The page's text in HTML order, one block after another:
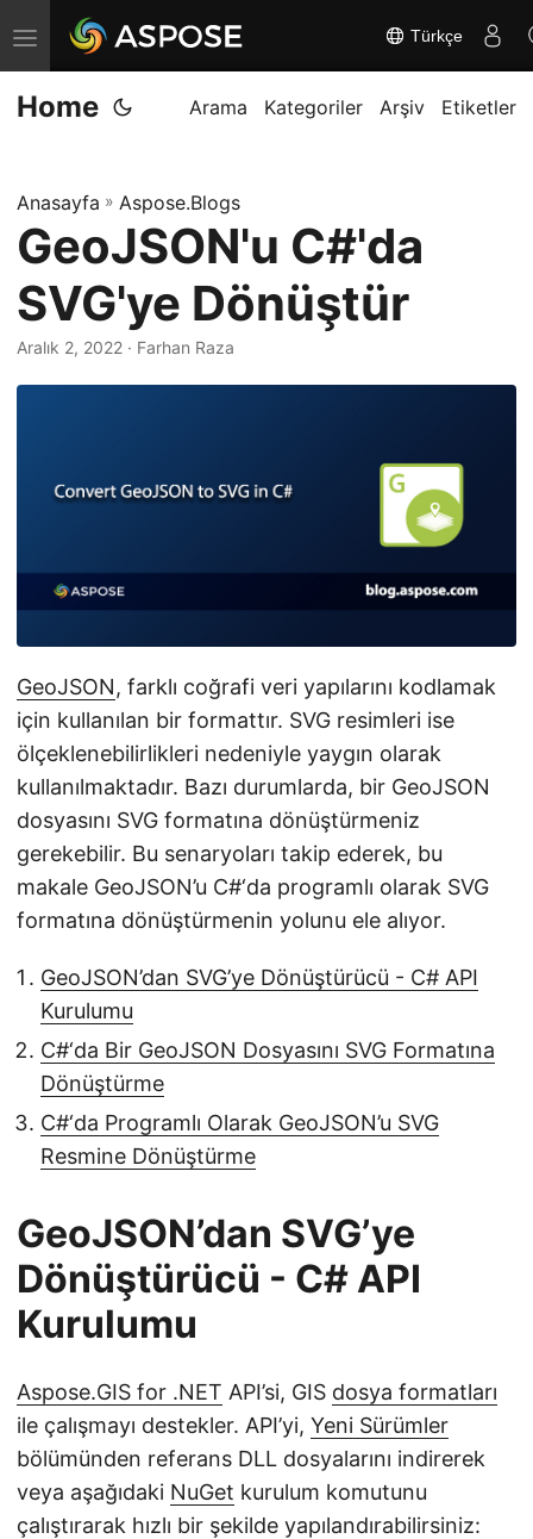
G
e
z
m
e
i
d
r
Türkçe
Home Arama Kategoriler Arşiv Etiketler
Anasayfa » Aspose.Blogs
GeoJSON'u C#'da
SVG'ye Dönüştür
Aralık 2, 2022 · Farhan Raza
GeoJSON, farklı coğrafi veri yapılarını kodlamak
için kullanılan bir formattır. SVG resimleri ise
ölçeklenebilirlikleri nedeniyle yaygın olarak
kullanılmaktadır. Bazı durumlarda, bir GeoJSON
dosyasını SVG formatına dönüştürmeniz
gerekebilir. Bu senaryoları takip ederek, bu
makale GeoJSON’u C#‘da programlı olarak SVG
formatına dönüştürmenin yolunu ele alıyor.
GeoJSON’dan SVG’ye Dönüştürücü - C# API
Kurulumu
C#‘da Bir GeoJSON Dosyasını SVG Formatına
Dönüştürme
C#‘da Programlı Olarak GeoJSON’u SVG
Resmine Dönüştürme
GeoJSON’dan SVG’ye
Dönüştürücü - C# API
Kurulumu
Aspose.GIS for .NET API’si, GIS dosya formatları
ile çalışmayı destekler. API’yi, Yeni Sürümler
bölümünden referans DLL dosyalarını indirerek
veya aşağıdaki NuGet kurulum komutunu
çalıştırarak hızlı bir şekilde yapılandırabilirsiniz: